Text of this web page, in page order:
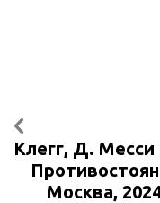
Рабинер, И.
:
Москва,
Предыдущий